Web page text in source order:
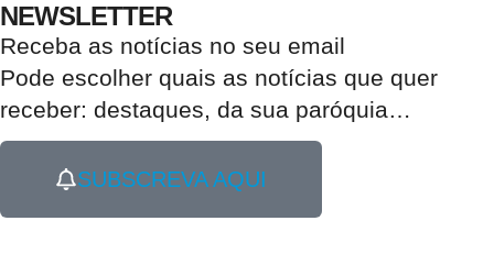
NEWSLETTER
Receba as notícias no seu email​
Pode escolher quais as notícias que quer
receber: destaques, da sua paróquia…
SUBSCREVA AQUI